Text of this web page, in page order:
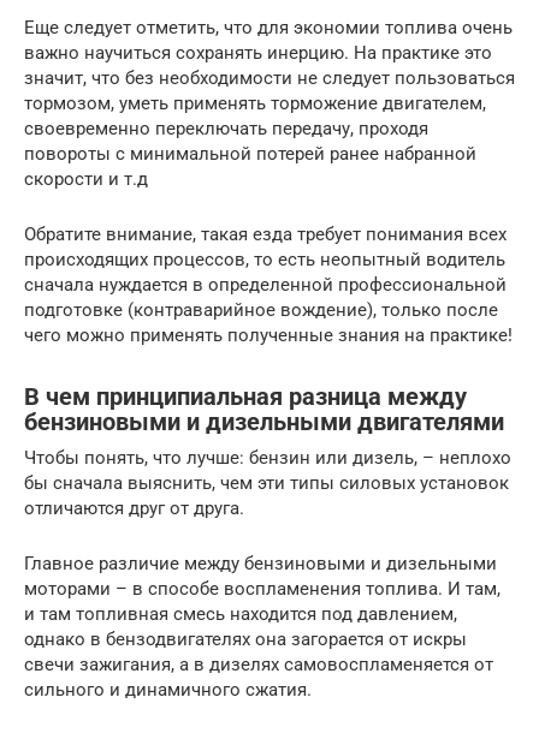
Еще следует отметить, что для экономии топлива очень
важно научиться сохранять инерцию. На практике это
значит, что без необходимости не следует пользоваться
тормозом, уметь применять торможение двигателем,
своевременно переключать передачу, проходя
повороты с минимальной потерей ранее набранной
скорости и т.д
Обратите внимание, такая езда требует понимания всех
происходящих процессов, то есть неопытный водитель
сначала нуждается в определенной профессиональной
подготовке (контраварийное вождение), только после
чего можно применять полученные знания на практике!
В чем принципиальная разница между
бензиновыми и дизельными двигателями
Чтобы понять, что лучше: бензин или дизель, – неплохо
бы сначала выяснить, чем эти типы силовых установок
отличаются друг от друга.
Главное различие между бензиновыми и дизельными
моторами – в способе воспламенения топлива. И там,
и там топливная смесь находится под давлением,
однако в бензодвигателях она загорается от искры
свечи зажигания, а в дизелях самовоспламеняется от
сильного и динамичного сжатия.